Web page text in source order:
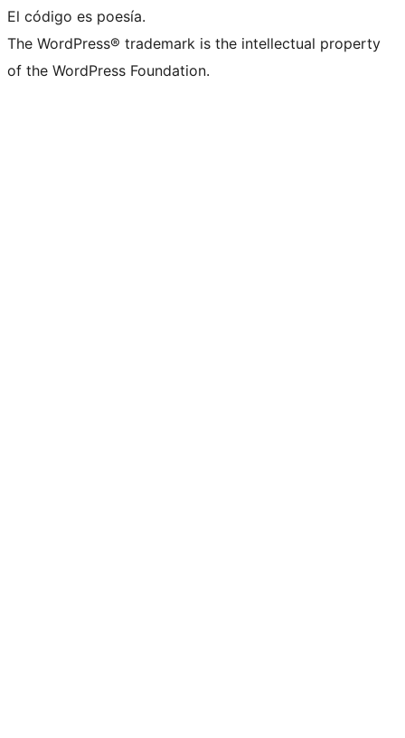
El código es poesía.
The WordPress® trademark is the intellectual property
of the WordPress Foundation.